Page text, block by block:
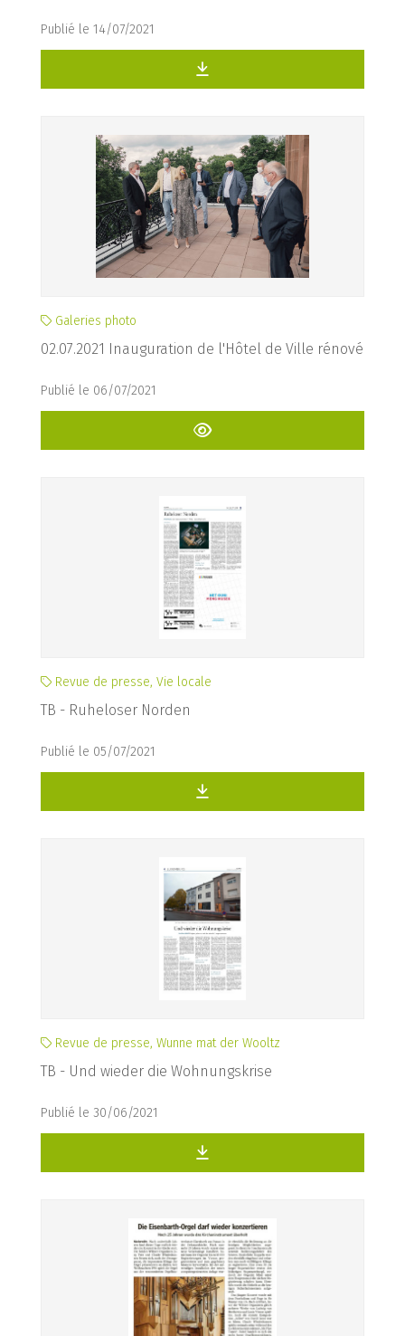
Publié le 14/07/2021
Galeries photo
02.07.2021 Inauguration de l'Hôtel de Ville rénové
Publié le 06/07/2021
Revue de presse, Vie locale
TB - Ruheloser Norden
Publié le 05/07/2021
Revue de presse, Wunne mat der Wooltz
TB - Und wieder die Wohnungskrise
Publié le 30/06/2021